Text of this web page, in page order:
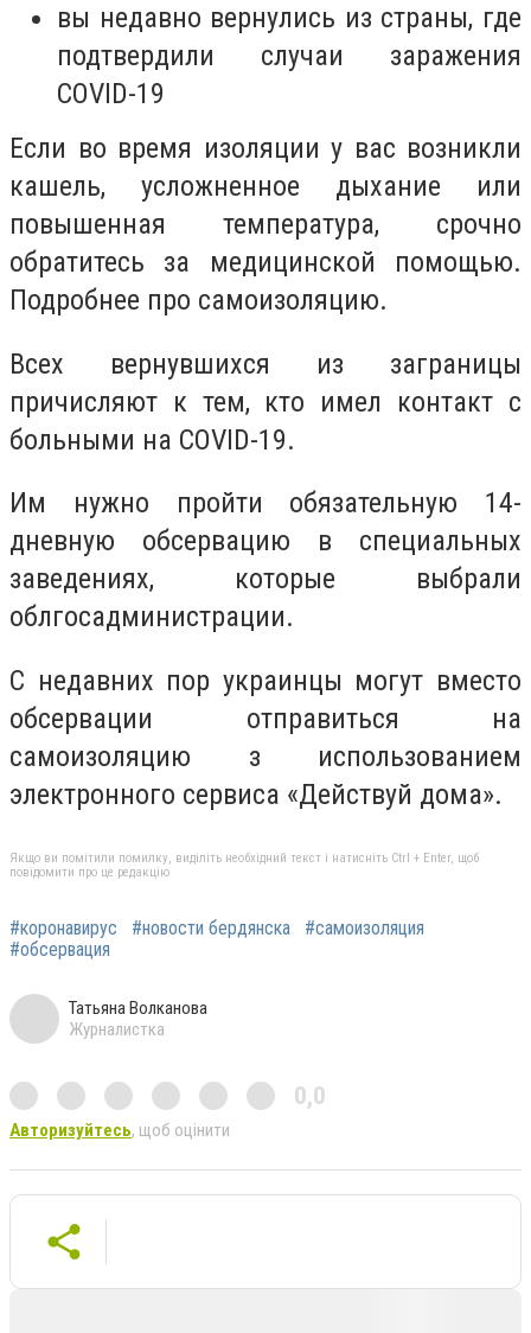
вы недавно вернулись из страны, где
подтвердили случаи заражения
COVID-19
Если во время изоляции у вас возникли
кашель, усложненное дыхание или
повышенная температура, срочно
обратитесь за медицинской помощью.
Подробнее про самоизоляцию.
Всех вернувшихся из заграницы
причисляют к тем, кто имел контакт с
больными на COVID-19.
Им нужно пройти обязательную 14-
дневную обсервацию в специальных
заведениях, которые выбрали
облгосадминистрации.
С недавних пор украинцы могут вместо
обсервации отправиться на
самоизоляцию з использованием
электронного сервиса «Действуй дома».
Якщо ви помітили помилку, виділіть необхідний текст і натисніть Ctrl + Enter, щоб
повідомити про це редакцію
#коронавирус #новости бердянска
#самоизоляция
#обсервация
Татьяна Волканова
Журналистка
0,0
Авторизуйтесь, щоб оцінити